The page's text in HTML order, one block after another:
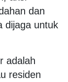
dan
dijaga untuk
adalah
residen